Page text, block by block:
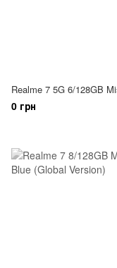
Realme 7 5G 6/128GB
0 грн